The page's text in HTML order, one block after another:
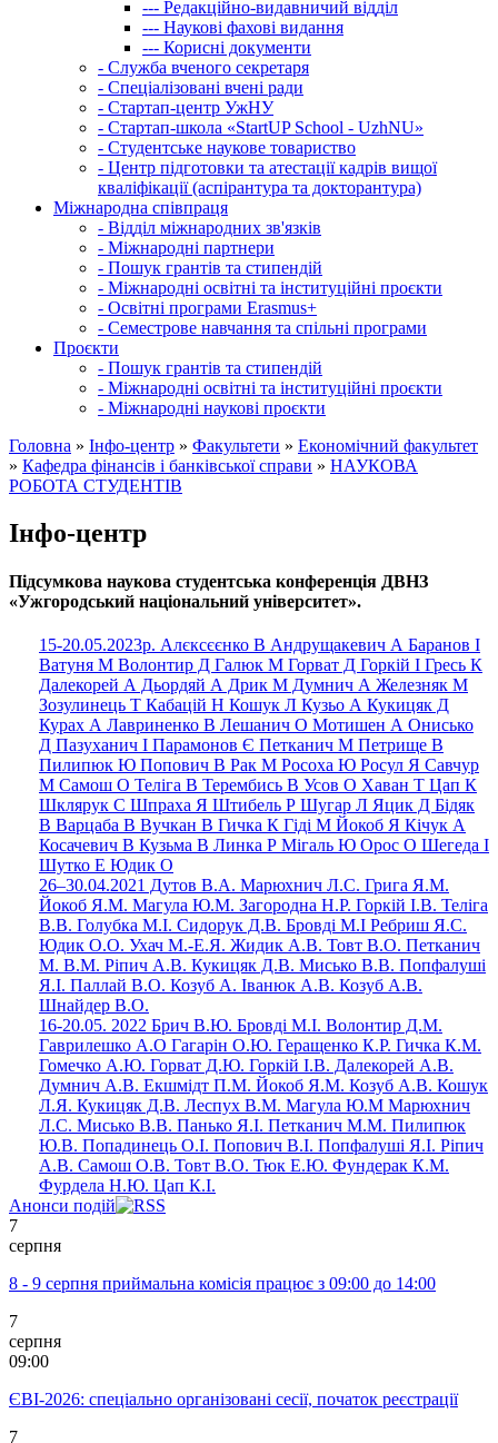
--- Редакційно-видавничий відділ
--- Наукові фахові видання
--- Корисні документи
- Служба вченого секретаря
- Спеціалізовані вчені ради
- Стартап-центр УжНУ
- Стартап-школа «StartUP School - UzhNU»
- Студентське наукове товариство
- Центр підготовки та атестації кадрів вищої
кваліфікації (аспірантура та докторантура)
Міжнародна співпраця
- Відділ міжнародних зв'язків
- Міжнародні партнери
- Пошук грантів та стипендій
- Міжнародні освітні та інституційні проєкти
- Освітні програми Erasmus+
- Семестрове навчання та спільні програми
Проєкти
- Пошук грантів та стипендій
- Міжнародні освітні та інституційні проєкти
- Міжнародні наукові проєкти
Головна » Інфо-центр » Факультети » Економічний факультет
» Кафедра фінансів і банківської справи » НАУКОВА
РОБОТА СТУДЕНТІВ
Інфо-центр
Підсумкова наукова студентська конференція ДВНЗ
«Ужгородський національний університет».
15-20.05.2023р. Алєксєєнко В Андрущакевич А Баранов І
Ватуня М Волонтир Д Галюк М Горват Д Горкій І Гресь К
Далекорей А Дьордяй А Дрик М Думнич А Железняк М
Зозулинець Т Кабацій Н Кошук Л Кузьо А Кукицяк Д
Курах А Лавриненко В Лешанич О Мотишен А Онисько
Д Пазуханич І Парамонов Є Петканич М Петрище В
Пилипюк Ю Попович В Рак М Росоха Ю Росул Я Сaвчур
М Самош О Теліга В Терембись В Усов О Хаван Т Цап К
Шклярук С Шпраха Я Штибель Р Шугар Л Яцик Д Бідяк
В Варцаба В Вучкан В Гичка К Гіді М Йокоб Я Кічук А
Косачевич В Кузьма В Линка Р Мігаль Ю Орос О Шегеда І
Шутко Е Юдик О
26–30.04.2021 Дутов В.А. Марюхнич Л.С. Грига Я.М.
Йокоб Я.М. Магула Ю.М. Загородна Н.Р. Горкій І.В. Теліга
В.В. Голубка М.І. Сидорук Д.В. Бровді М.І Ребриш Я.С.
Юдик О.О. Ухач М.-Е.Я. Жидик А.В. Товт В.О. Петканич
М. В.М. Ріпич А.В. Кукицяк Д.В. Мисько В.В. Попфалуші
Я.І. Паллай В.О. Козуб А. Іванюк А.В. Козуб А.В.
Шнайдер В.О.
16-20.05. 2022 Брич В.Ю. Бровді М.І. Волонтир Д.М.
Гаврилешко А.О Гагарін О.Ю. Геращенко К.Р. Гичка К.М.
Гомечко А.Ю. Горват Д.Ю. Горкій І.В. Далекорей А.В.
Думнич А.В. Екшмідт П.М. Йокоб Я.М. Козуб А.В. Кошук
Л.Я. Кукицяк Д.В. Леспух В.М. Магула Ю.М Марюхнич
Л.C. Мисько В.В. Панько Я.І. Петканич М.М. Пилипюк
Ю.В. Попадинець О.І. Попович В.І. Попфалуші Я.І. Ріпич
А.В. Самош О.В. Товт В.О. Тюк Е.Ю. Фундерак К.М.
Фурдела Н.Ю. Цап К.І.
Анонси подій
7
серпня
8 - 9 серпня приймальна комісія працює з 09:00 до 14:00
7
серпня
09:00
ЄВІ-2026: спеціально організовані сесії, початок реєстрації
7